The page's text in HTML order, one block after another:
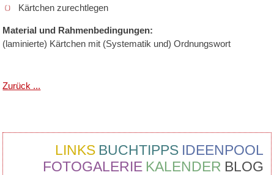
Kärtchen zurechtlegen
Material und Rahmenbedingungen:
(laminierte) Kärtchen mit (Systematik und) Ordnungswort
Zurück ...
IDEENPOOL
BUCHTIPPS
LINKS
BLOG
KALENDER
FOTOGALERIE